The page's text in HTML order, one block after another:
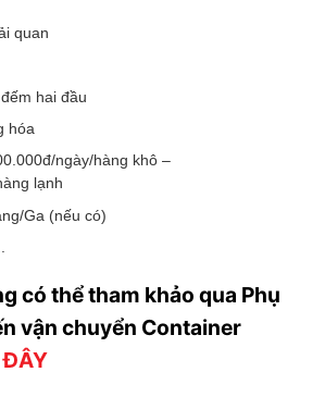
quan
hai đầu
hóa
ngày/hàng khô –
lạnh
Ga (nếu có)
có thể tham khảo qua Phụ
vận chuyển Container
ĐÂY